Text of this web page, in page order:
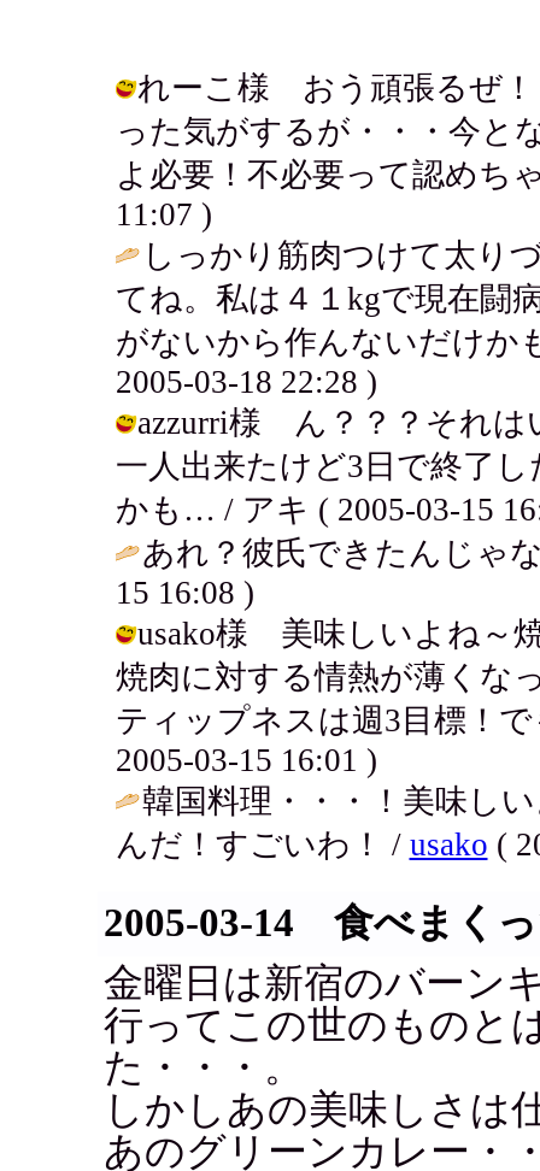
れーこ様 おう頑張るぜ！
った気がするが・・・今と
よ必要！不必要って認めち
11:07 )
しっかり筋肉つけて太り
てね。私は４１kgで現在闘
がないから作んないだけか
2005-03-18 22:28 )
azzurri様 ん？？？それは
一人出来たけど3日で終了
かも… / アキ ( 2005-03-15
あれ？彼氏できたんじゃ
15 16:08 )
usako様 美味しいよね～
焼肉に対する情熱が薄くな
ティップネスは週3目標！
2005-03-15 16:01 )
韓国料理・・・！美味し
んだ！すごいわ！ / usako (
2005-03-14 食べまく
金曜日は新宿のバーン
行ってこの世のものと
た・・・。
しかしあの美味しさは
あのグリーンカレー・